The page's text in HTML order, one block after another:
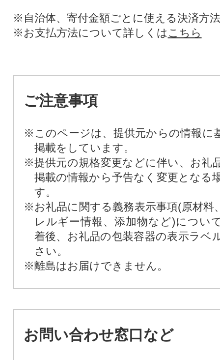
※自治体、寄付金額ごとに使える決済方
※お支払方法について詳しくは こちら
ご注意事項
※このページは、提供元からの情報に
掲載をしています。
※提供元の規格変更などに伴い、お礼
掲載の情報から予告なく変更となる
す。
※お礼品に関する義務表示事項(原材料
レルギー情報、添加物など)につい
着後、お礼品の包装容器の表示ラベ
さい。
※離島はお届けできません。
お問い合わせ窓口など